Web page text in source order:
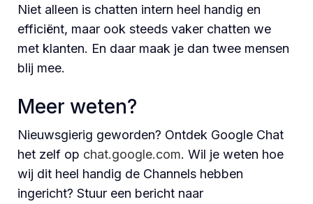
Niet alleen is chatten intern heel handig en
efficiënt, maar ook steeds vaker chatten we
met klanten. En daar maak je dan twee mensen
blij mee.
Meer weten?
Nieuwsgierig geworden? Ontdek Google Chat
het zelf op chat.google.com. Wil je weten hoe
wij dit heel handig de Channels hebben
ingericht? Stuur een bericht naar